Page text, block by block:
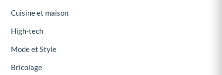
Cuisine et maison
High-tech
Mode et Style
Bricolage